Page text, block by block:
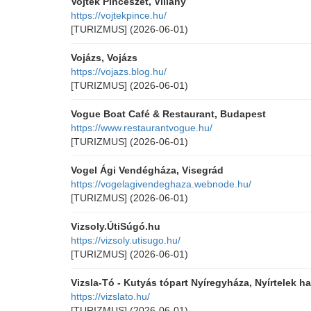
https://vojtekpince.hu/
[TURIZMUS] (2026-06-01)
Vojázs, Vojázs
https://vojazs.blog.hu/
[TURIZMUS] (2026-06-01)
Vogue Boat Café & Restaurant, Budapest
https://www.restaurantvogue.hu/
[TURIZMUS] (2026-06-01)
Vogel Ági Vendégháza, Visegrád
https://vogelagivendeghaza.webnode.hu/
[TURIZMUS] (2026-06-01)
Vizsoly.ÚtiSúgó.hu
https://vizsoly.utisugo.hu/
[TURIZMUS] (2026-06-01)
Vizsla-Tó - Kutyás tópart Nyíregyháza, Nyírtelek
https://vizslato.hu/